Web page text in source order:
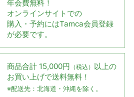
年会費無料！
オンラインサイトでの
購入・予約にはTamca会員登録
が必要です。
商品合計 15,000円 （税込） 以上の
お買い上げで送料無料！
※配送先：北海道・沖縄を除く。